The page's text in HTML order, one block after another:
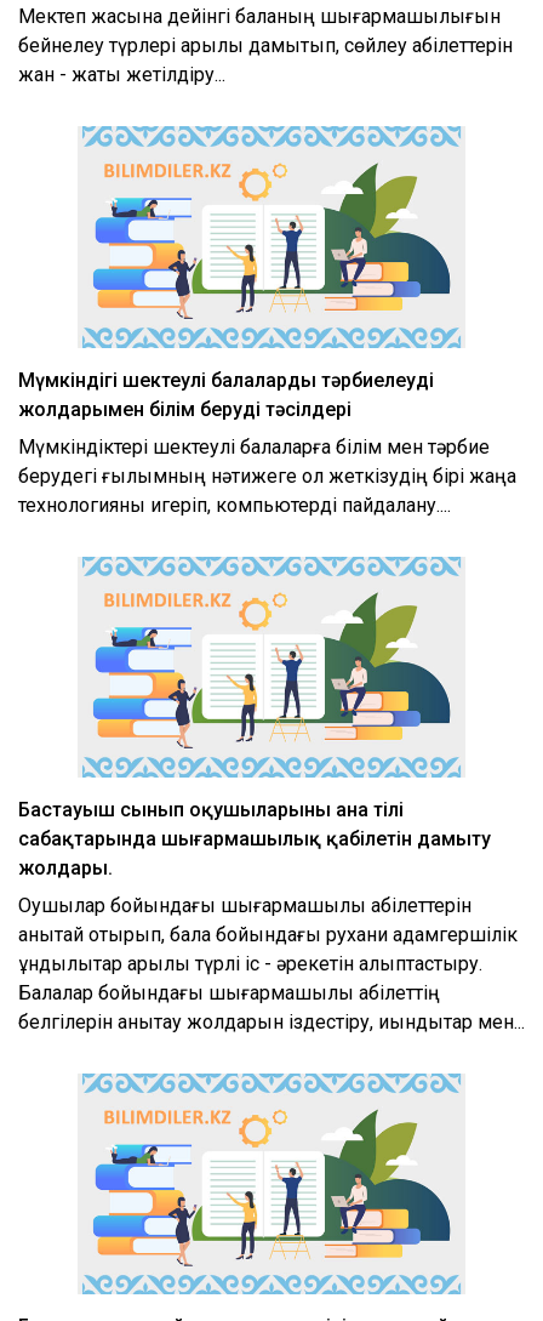
Мектеп жасына дейінгі баланың шығармашылығын
бейнелеу түрлері арқылы дамытып, сөйлеу қабілеттерін
жан - жақты жетілдіру...
Мүмкіндігі шектеулі балаларды тәрбиелеудің
жолдарымен білім берудің тәсілдері
Мүмкіндіктері шектеулі балаларға білім мен тәрбие
берудегі ғылымның нәтижеге қол жеткізудің бірі жаңа
технологияны игеріп, компьютерді пайдалану....
Бастауыш сынып оқушыларының ана тілі
сабақтарында шығармашылық қабілетін дамыту
жолдары.
Оқушылар бойындағы шығармашылық қабілеттерін
анықтай отырып, бала бойындағы рухани адамгершілік
құндылықтар арқылы түрлі іс - әрекетін қалыптастыру.
Балалар бойындағы шығармашылық қабілеттің
белгілерін анықтау жолдарын іздестіру, қиындықтар мен...